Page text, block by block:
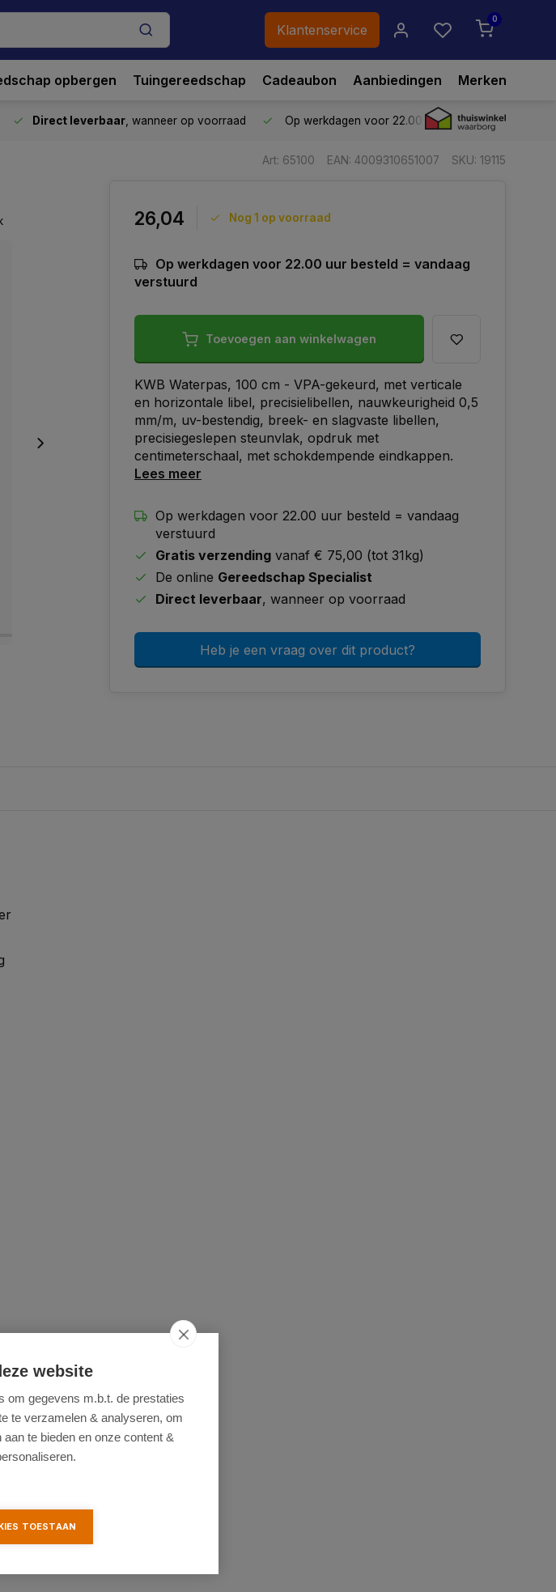
Klantenservice
0
opbergen Tuingereedschap Cadeaubon Aanbiedingen Merken
Direct leverbaar , wanneer op voorraad Op werkdagen voor 22.00 uur besteld,vandaag
Art: 65100 EAN: 4009310651007 SKU: 19115
26,04 Nog 1 op voorraad
Op werkdagen voor 22.00 uur besteld = vandaag
verstuurd
Toevoegen aan winkelwagen
KWB Waterpas, 100 cm - VPA-gekeurd, met verticale
en horizontale libel, precisielibellen, nauwkeurigheid 0,5
mm/m, uv-bestendig, breek- en slagvaste libellen,
precisiegeslepen steunvlak, opdruk met
centimeterschaal, met schokdempende eindkappen.
Lees meer
Op werkdagen voor 22.00 uur besteld = vandaag
verstuurd
Gratis verzending vanaf € 75,00 (tot 31kg)
De online Gereedschap Specialist
Direct leverbaar, wanneer op voorraad
Heb je een vraag over dit product?
website
om gegevens m.b.t. de prestaties
te verzamelen & analyseren, om
te bieden en onze content &
TOESTAAN